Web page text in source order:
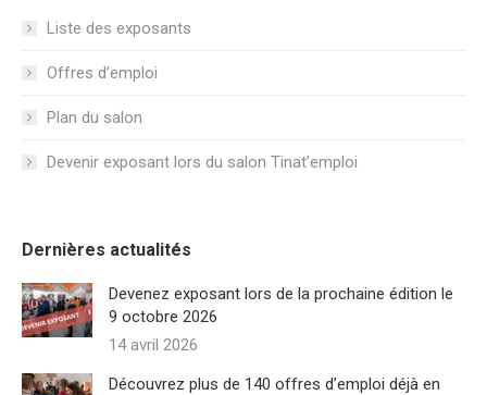
Liste des exposants
Offres d’emploi
Plan du salon
Devenir exposant lors du salon Tinat’emploi
Dernières actualités
Devenez exposant lors de la prochaine édition le
9 octobre 2026
14 avril 2026
Découvrez plus de 140 offres d’emploi déjà en